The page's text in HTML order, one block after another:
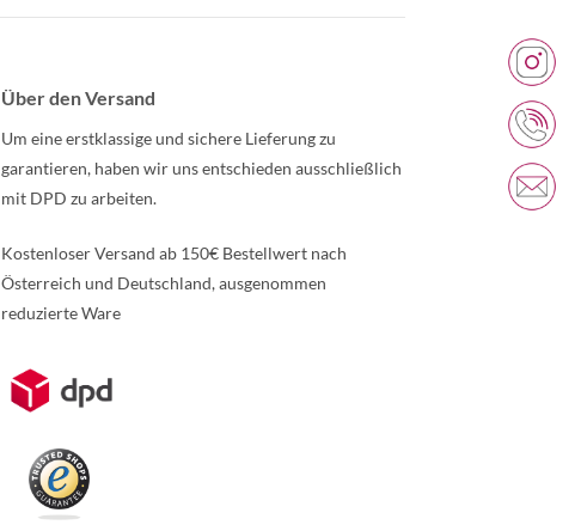
Über den Versand
Um eine erstklassige und sichere Lieferung zu
garantieren, haben wir uns entschieden ausschließlich
mit DPD zu arbeiten.
Kostenloser Versand ab 150€ Bestellwert nach
Österreich und Deutschland, ausgenommen
reduzierte Ware
Weitere Informationen über den gesperrten Inhalt.